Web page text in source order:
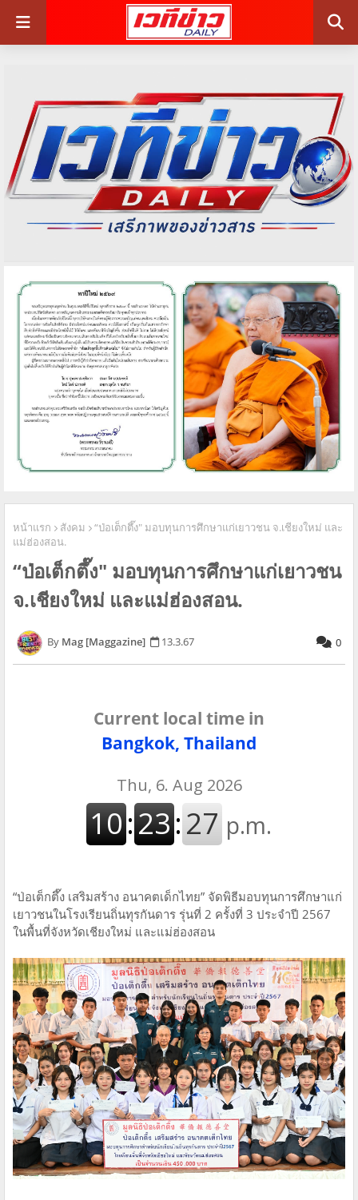
หน้าแรก สังคม
“ป่อเต็กตึ๊ง" มอบทุนการศึกษาแก่เยาวชน จ.เชียงใหม่ และ
แม่ฮ่องสอน.
“ป่อเต็กตึ๊ง" มอบทุนการศึกษาแก่เยาวชน
จ.เชียงใหม่ และแม่ฮ่องสอน.
Mag [Maggazine] 13.3.67 0
Current local time in
Bangkok, Thailand
“ป่อเต็กตึ๊ง เสริมสร้าง อนาคตเด็กไทย” จัดพิธีมอบทุนการศึกษาแก่
เยาวชนในโรงเรียนถิ่นทุรกันดาร รุ่นที่ 2 ครั้งที่ 3 ประจำปี 2567
ในพื้นที่จังหวัดเชียงใหม่ และแม่ฮ่องสอน